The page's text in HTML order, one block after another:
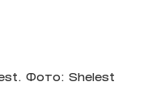
Фото: Shelest